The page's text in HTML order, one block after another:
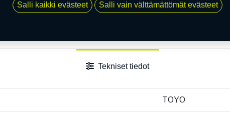
Tekniset tiedot
TOYO
Salli kaikki evästeet Salli vain välttämättömät evästeet